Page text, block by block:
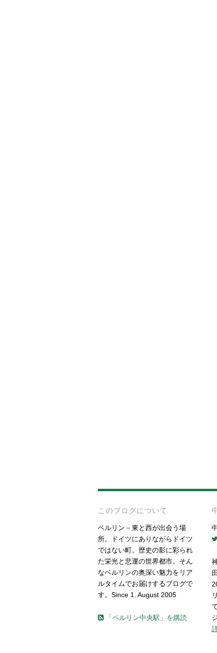
このブログについて
ベルリン－東と西が出会う場
所。ドイツにありながらドイツ
ではない町。歴史の影に彩られ
た栄光と悲運の世界都市。そん
なベルリンの奥深い魅力をリア
ルタイムでお届けするブログで
す。Since 1. August 2005
「ベルリン中央駅」を購読